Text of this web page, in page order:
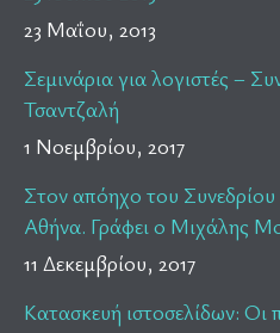
23 Μαΐου, 2013
Σεμινάρια για λογιστές –
Τσαντζαλή
1 Νοεμβρίου, 2017
Στον απόηχο του
Αθήνα. Γράφει ο Μιχάλης
11 Δεκεμβρίου, 2017
Κατασκευή ιστοσελίδων: Οι